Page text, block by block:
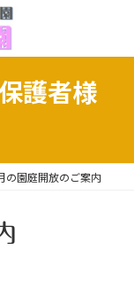
護者様
の園庭開放のご案内